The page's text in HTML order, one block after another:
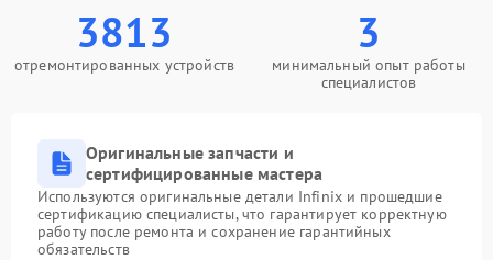
3813
отремонтированных устройств
3
минимальный опыт работы
специалистов
Оригинальные запчасти и
сертифицированные мастера
Используются оригинальные детали Infinix и прошедшие
сертификацию специалисты, что гарантирует корректную
работу после ремонта и сохранение гарантийных
обязательств